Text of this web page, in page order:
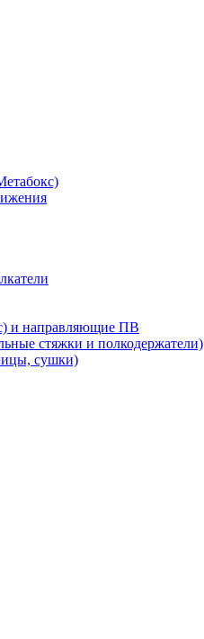
и направляющие ПВ
стяжки и полкодержатели)
сушки)